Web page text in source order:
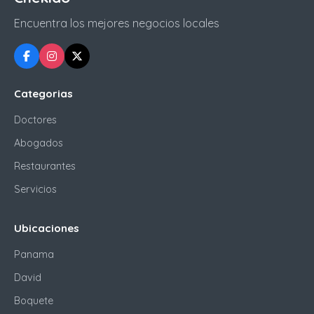
Encuentra los mejores negocios locales
Categorias
Doctores
Abogados
Restaurantes
Servicios
Ubicaciones
Panama
David
Boquete